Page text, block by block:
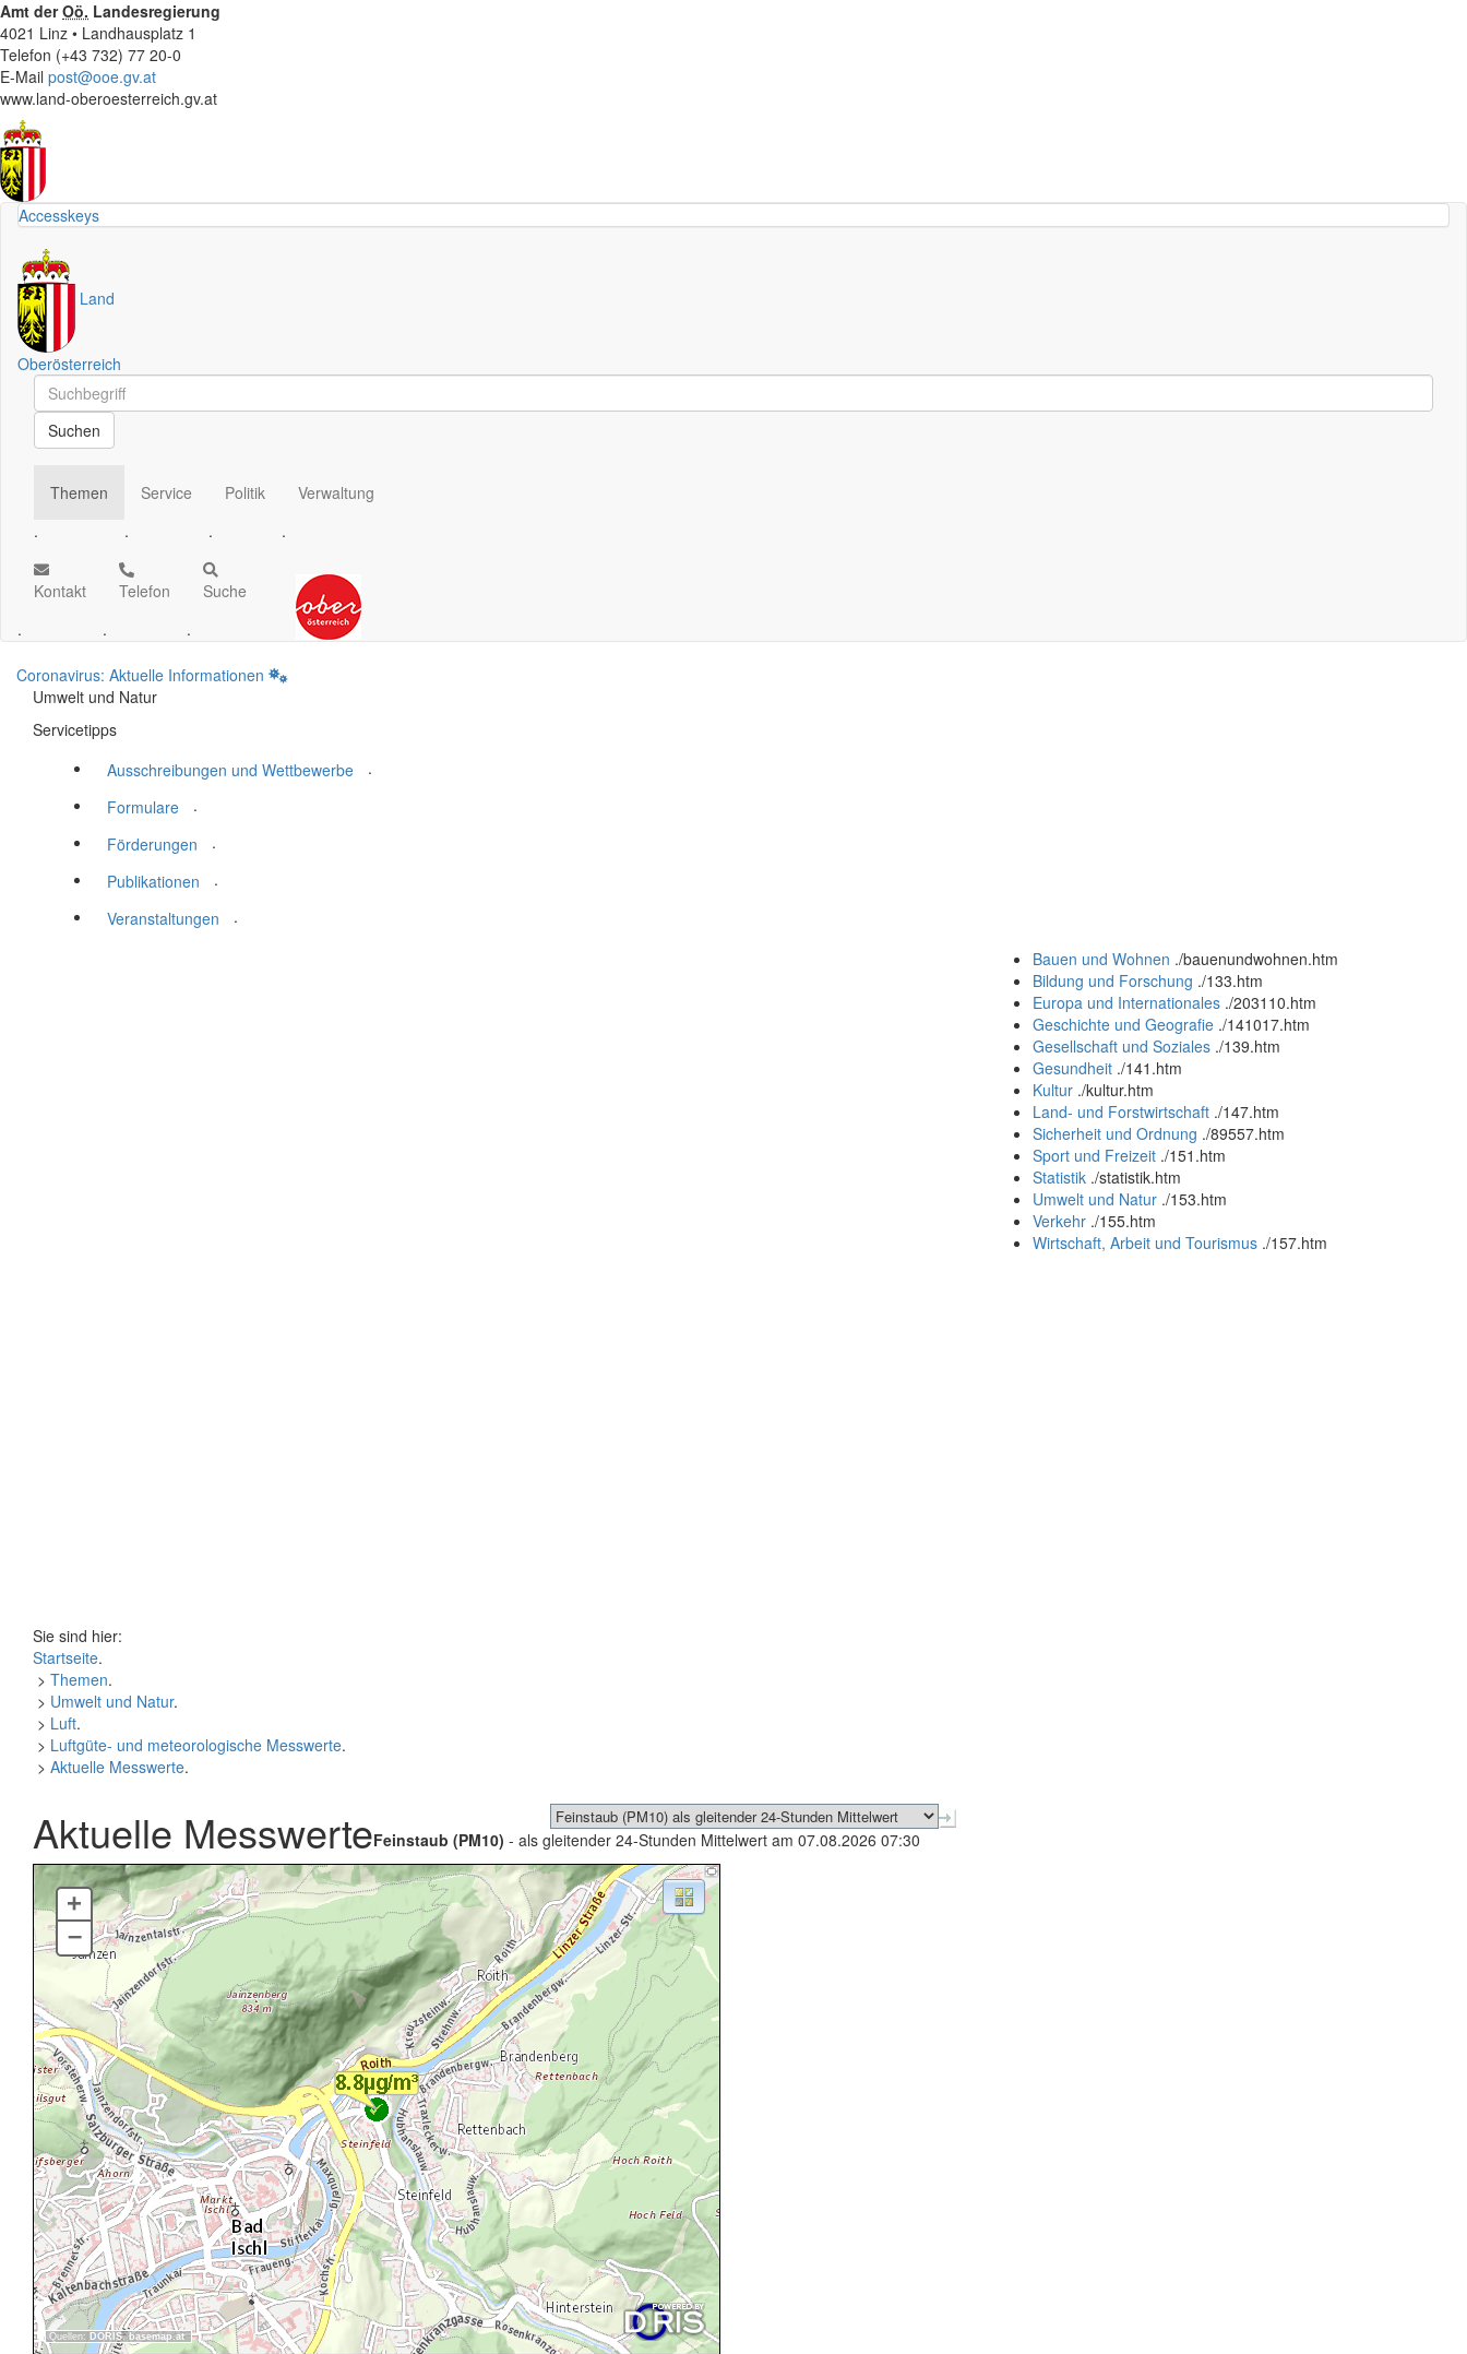
Amt derOö. Landesregierung
4021 Linz • Landhausplatz 1
Telefon (+43 732) 77 20-0
E-Mail post@ooe.gv.at
www.land-oberoesterreich.gv.at
Accesskeys
Land
Oberösterreich
Schnellsuche
Schnellsuche
Suchen
Themen
.
Service
.
Politik
.
Verwaltung
.
Kontakt
.
Telefon
.
Suche
.
Coronavirus: Aktuelle Informationen
Umwelt und Natur
Servicetipps
Ausschreibungen und Wettbewerbe
.
Formulare
.
Förderungen
.
Publikationen
.
Veranstaltungen
.
Bauen und Wohnen ./bauenundwohnen.htm
Bildung und Forschung ./133.htm
Europa und Internationales ./203110.htm
Geschichte und Geografie ./141017.htm
Gesellschaft und Soziales ./139.htm
Gesundheit ./141.htm
Kultur ./kultur.htm
Land- und Forstwirtschaft ./147.htm
Sicherheit und Ordnung ./89557.htm
Sport und Freizeit ./151.htm
Statistik ./statistik.htm
Umwelt und Natur ./153.htm
Verkehr ./155.htm
Wirtschaft, Arbeit und Tourismus ./157.htm
Sie sind hier:
Startseite.
> Themen.
> Umwelt und Natur.
> Luft.
> Luftgüte- und meteorologische Messwerte.
> Aktuelle Messwerte.
Aktuelle MesswerteFeinstaub (PM10) - als gleitender 24-Stunden Mittelwert am 07.08.2026 07:30
Quellen: DORIS, basemap.at
+
–